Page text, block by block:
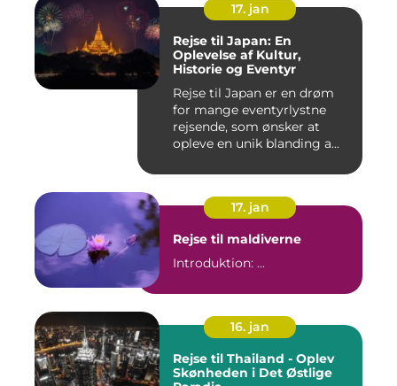
17. jan
Rejse til Japan: En
Oplevelse af Kultur,
Historie og Eventyr
Rejse til Japan er en drøm
for mange eventyrlystne
rejsende, som ønsker at
opleve en unik blanding a...
17. jan
Rejse til maldiverne
Introduktion: ...
16. jan
Rejse til Thailand - Oplev
Skønheden i Det Østlige